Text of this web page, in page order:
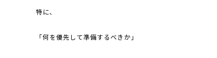
特に、
「何を優先して準備するべきか」